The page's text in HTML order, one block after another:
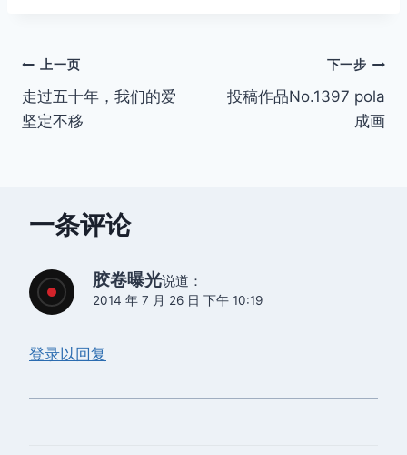
文
章
上一页
走过五十年，我们的爱
坚定不移
下一步
投稿作品No.1397 pola
成画
一条评论
胶卷曝光说道：
2014 年 7 月 26 日 下午 10:19
登录以回复